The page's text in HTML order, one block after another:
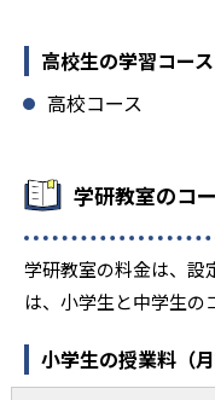
高校生の学習コース
高校コース
学研教室のコ
学研教室の料金は、設
は、小学生と中学生の
小学生の授業料（月